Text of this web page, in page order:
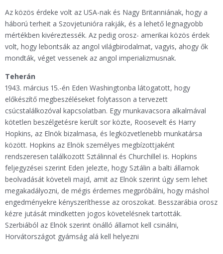
Az közös érdeke volt az USA-nak és Nagy Britanniának, hogy a
háború terheit a Szovjetunióra rakják, és a lehető legnagyobb
mértékben kivéreztessék. Az pedig orosz- amerikai közös érdek
volt, hogy lebontsák az angol világbirodalmat, vagyis, ahogy ők
mondták, véget vessenek az angol imperializmusnak.
Teherán
1943. március 15.-én Eden Washingtonba látogatott, hogy
előkészítő megbeszéléseket folytasson a tervezett
csúcstalálkozóval kapcsolatban. Egy munkavacsora alkalmával
kötetlen beszélgetésre került sor közte, Roosevelt és Harry
Hopkins, az Elnök bizalmasa, és legközvetlenebb munkatársa
között. Hopkins az Elnök személyes megbízottjaként
rendszeresen találkozott Sztálinnal és Churchillel is. Hopkins
feljegyzései szerint Eden jelezte, hogy Sztálin a balti államok
beolvadását követeli majd, amit az Elnök szerint úgy sem lehet
megakadályozni, de mégis érdemes megpróbálni, hogy máshol
engedményekre kényszeríthesse az oroszokat. Besszarábia orosz
kézre jutását mindketten jogos követelésnek tartották.
Szerbiából az Elnök szerint önálló államot kell csinálni,
Horvátországot gyámság alá kell helyezni